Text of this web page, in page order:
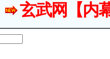
玄武网【内